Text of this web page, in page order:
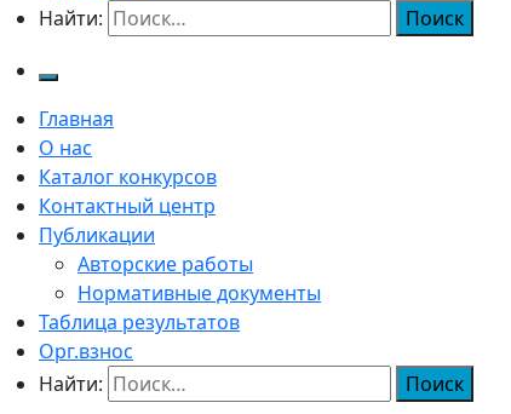
Найти:
Главная
О нас
Каталог конкурсов
Контактный центр
Публикации
Авторские работы
Нормативные документы
Таблица результатов
Орг.взнос
Найти: